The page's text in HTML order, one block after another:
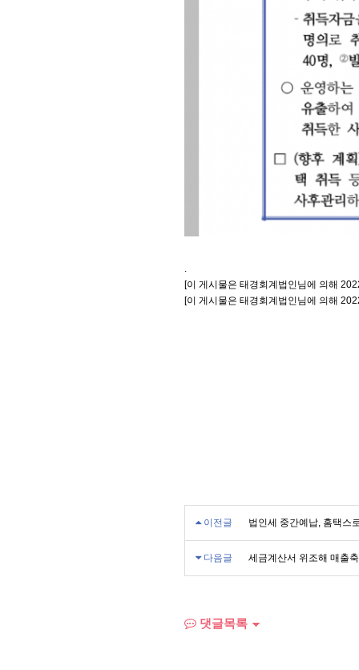
.
[이 게시물은 태경회계법인님에 의해
[이 게시물은 태경회계법인님에 의해
이전글 법인세 중간예납, 홈택스
다음글 세금계산서 위조해 매출
댓글목록